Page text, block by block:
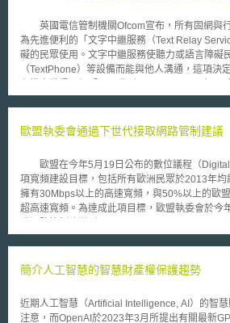
英國電信管制機關Ofcom宣布，所有固網與
為先進便利的「文字中繼服務（Text Relay
礙的民眾使用。文字中繼服務使聽力或語言障礙
（TextPhone）等設備而能與他人溝通，這項決
能夠輔助身障者以更快、更流暢的交談速度與他人溝通。
介，進行語音與文字的轉換，反之亦然。然而研
慢，因為呼叫者只能輪流說話或輸入文字，無法
通。 因此Ofcom決定下一代文字中繼服務，在未來的18個月內將提供
顯著的改進，包括： 語音雙向並行傳輸，透過網際網路的連接，允許
通訊雙方可隨時插嘴，而無須等到一方的對話結
對話流動更快，有更自然的結果，新的服務也將
中繼服務所需語音辨識技術的精確度和速度的發
繼服務，以幫助他們更容易溝通。
歐盟執委會通過下世代接取網路管制建議
歐盟在今年5月19日公布的數位議程（Digital
項寬頻建設目標，包括所有歐洲民眾於2013年
擁有30Mbps以上的高速寬頻，與50%以上的歐
超高速寬頻。為達成此項目標，歐盟執委會於今
Next Generation Access Networks（NGA））
在NGA管制建議正式公布前，執委會曾於
制假期（regulatory holidays）外，並在鼓勵投
衡，其重要管制原則如下： 1. 管制者對於獨
簡介人工智慧的智慧財產權保護趨勢
近期人工智慧（Artificial Intelligence, AI）的智
注意，而OpenAI於2023年3月所提出有關最新